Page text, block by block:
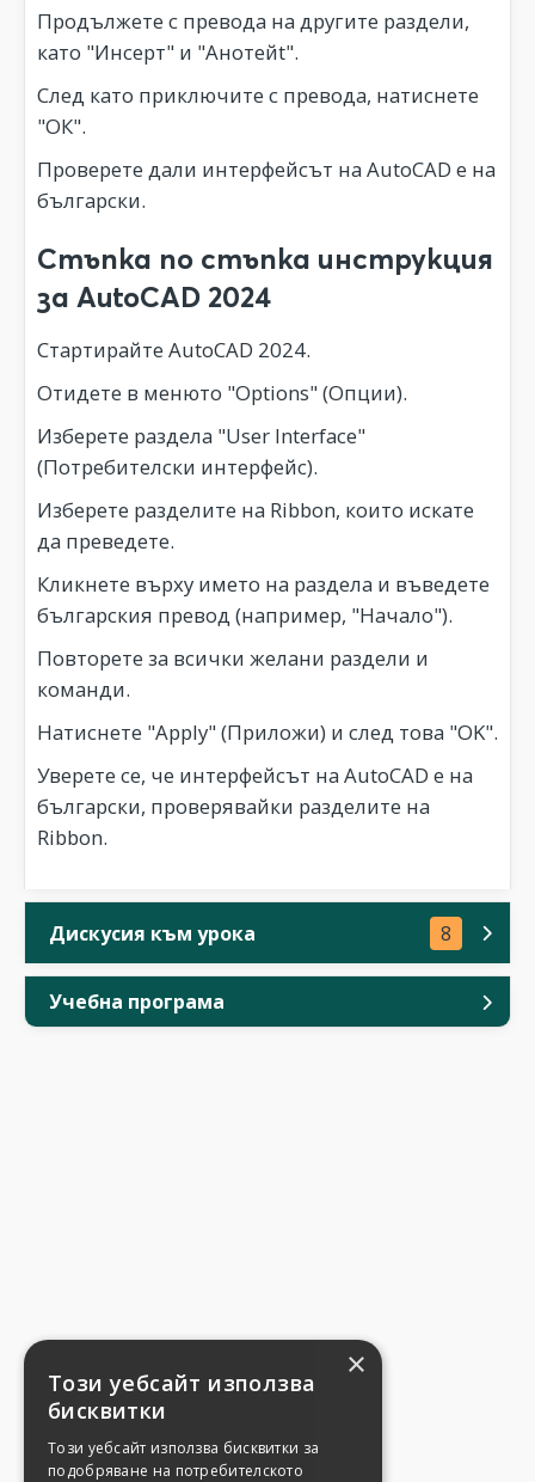
Продължете с превода на другите раздели,
като "Инсерт" и "Анотейt".
След като приключите с превода, натиснете
"ОК".
Проверете дали интерфейсът на AutoCAD е на
български.
Стъпка по стъпка инструкция
за AutoCAD 2024
Стартирайте AutoCAD 2024.
Отидете в менюто "Options" (Опции).
Изберете раздела "User Interface"
(Потребителски интерфейс).
Изберете разделите на Ribbon, които искате
да преведете.
Кликнете върху името на раздела и въведете
българския превод (например, "Начало").
Повторете за всички желани раздели и
команди.
Натиснете "Apply" (Приложи) и след това "OK".
Уверете се, че интерфейсът на AutoCAD е на
български, проверявайки разделите на
Ribbon.
Дискусия към урока 8
Учебна програма
×
Този уебсайт използва
бисквитки
Този уебсайт използва бисквитки за
подобряване на потребителското